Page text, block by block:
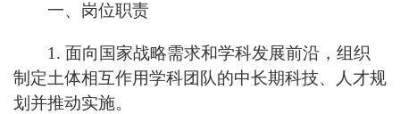
一、岗位职责
1. 面向国家战略需求和学科发展前沿，组织
制定土体相互作用学科团队的中长期科技、人才规
划并推动实施。